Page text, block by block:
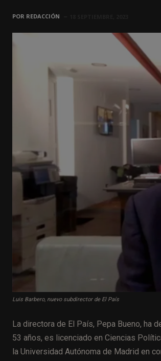
POR REDACCIÓN
Luis Barbero, nuevo subdirector de El País
La directora de El País, Pepa Bueno, ha
53 años, es licenciado en Ciencias
la Universidad Autónoma de Madrid en